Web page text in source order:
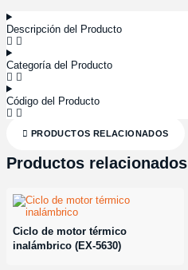
cantidad
Descripción del Producto
Categoría del Producto
Código del Producto
PRODUCTOS RELACIONADOS
Productos relacionados
Ciclo de motor térmico
inalámbrico (EX-5630)